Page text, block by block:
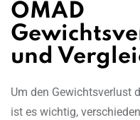
OMAD
und
Um den Gewichtsverlust
ist es wichtig,